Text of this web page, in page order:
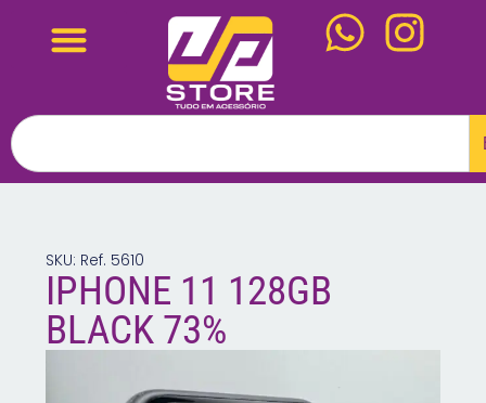
SKU: Ref. 5610
IPHONE 11 128GB
BLACK 73%